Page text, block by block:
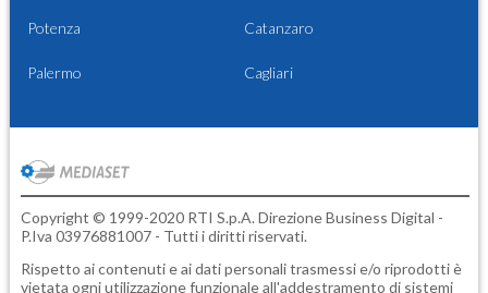
Potenza Catanzaro
Palermo Cagliari
Copyright © 1999-2020 RTI S.p.A. Direzione Business Digital -
P.Iva 03976881007 - Tutti i diritti riservati.
Rispetto ai contenuti e ai dati personali trasmessi e/o riprodotti è
vietata ogni utilizzazione funzionale all'addestramento di sistemi